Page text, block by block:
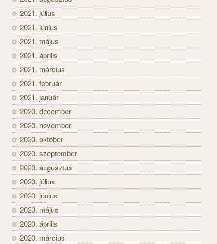
2021. július
2021. június
2021. május
2021. április
2021. március
2021. február
2021. január
2020. december
2020. november
2020. október
2020. szeptember
2020. augusztus
2020. július
2020. június
2020. május
2020. április
2020. március